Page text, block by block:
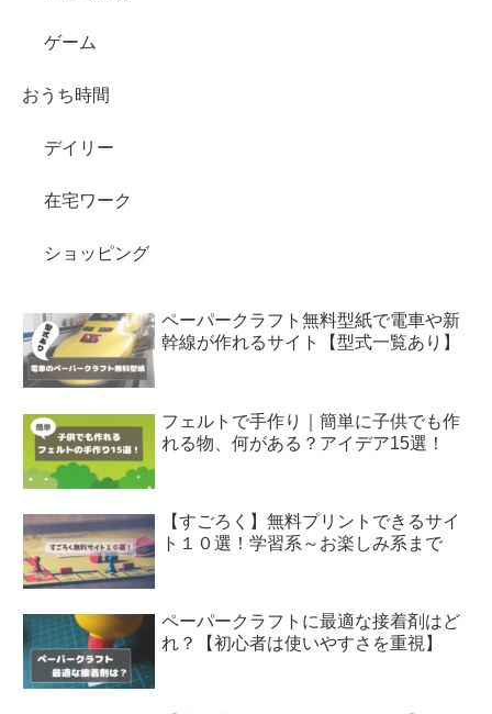
ゲーム
おうち時間
デイリー
在宅ワーク
ショッピング
ペーパークラフト無料型紙で電車や新
幹線が作れるサイト【型式一覧あり】
フェルトで手作り｜簡単に子供でも作
れる物、何がある？アイデア15選！
【すごろく】無料プリントできるサイ
ト１０選！学習系～お楽しみ系まで
ペーパークラフトに最適な接着剤はど
れ？【初心者は使いやすさを重視】